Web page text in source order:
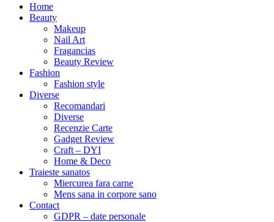
Home
Beauty
Makeup
Nail Art
Fragancias
Beauty Review
Fashion
Fashion style
Diverse
Recomandari
Diverse
Recenzie Carte
Gadget Review
Craft – DYI
Home & Deco
Traieste sanatos
Miercurea fara carne
Mens sana in corpore sano
Contact
GDPR – date personale